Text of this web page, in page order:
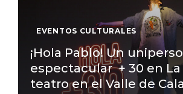
EVENTOS CULTURALES
¡Hola Pablo! Un
espectacular + 30 en La
teatro en el Valle de